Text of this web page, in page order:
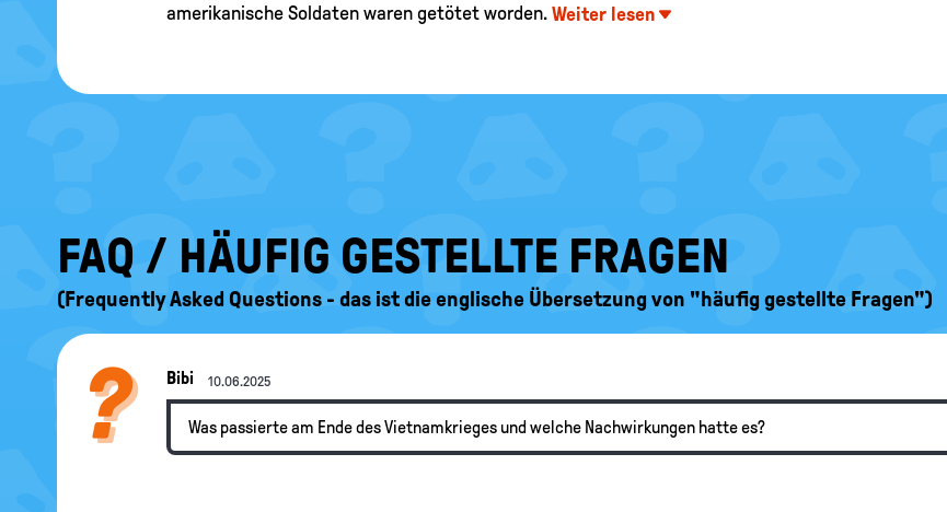
amerikanische Soldaten waren getötet worden. Weiter lesen
FAQ / HÄUFIG GESTELLTE FRAGEN
(Frequently Asked Questions - das ist die englische Übersetzung von "häufig gestellte Fragen")
Bibi 10.06.2025
Was passierte am Ende des Vietnamkrieges und welche Nachwirkungen hatte es?